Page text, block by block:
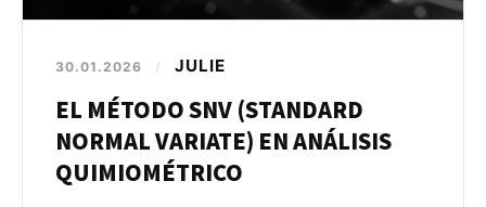
30.01.2026 / JULIE
EL MÉTODO SNV (STANDARD
NORMAL VARIATE) EN ANÁLISIS
QUIMIOMÉTRICO